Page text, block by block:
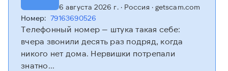
6 августа 2026 г.· Россия · getscam.com
Номер: 79163690526
Телефонный номер — штука такая себе:
вчера звонили десять раз подряд, когда
никого нет дома. Нервишки потрепали
знатно...